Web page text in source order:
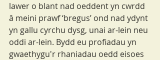
lawer o blant nad oeddent yn cwrdd
â meini prawf ‘bregus’ ond nad ydynt
yn gallu cyrchu dysg, unai ar-lein neu
oddi ar-lein. Bydd eu profiadau yn
gwaethygu'r rhaniadau oedd eisoes